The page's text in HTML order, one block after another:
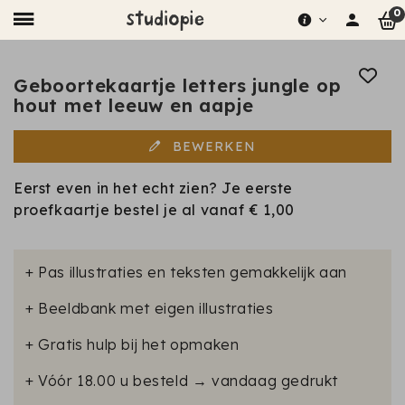
0
Geboortekaartje letters jungle op
hout met leeuw en aapje
BEWERKEN
Eerst even in het echt zien? Je eerste
proefkaartje bestel je al vanaf€ 1,00
+ Pas illustraties en teksten gemakkelijk aan
+ Beeldbank met eigen illustraties
+ Gratis hulp bij het opmaken
+ Vóór 18.00 u besteld → vandaag gedrukt